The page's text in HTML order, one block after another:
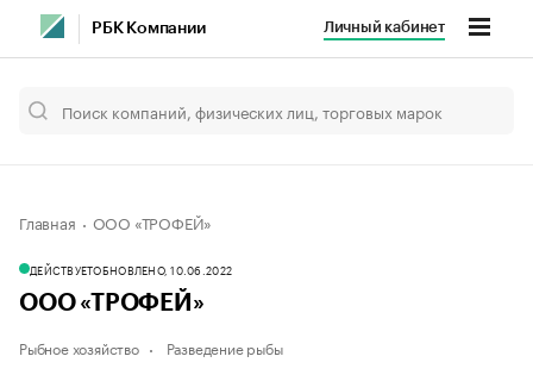
РБК Компании Личный кабинет
Главная ООО «ТРОФЕЙ»
ДЕЙСТВУЕТОБНОВЛЕНО, 10.06.2022
ООО «ТРОФЕЙ»
Рыбное хозяйство Разведение рыбы